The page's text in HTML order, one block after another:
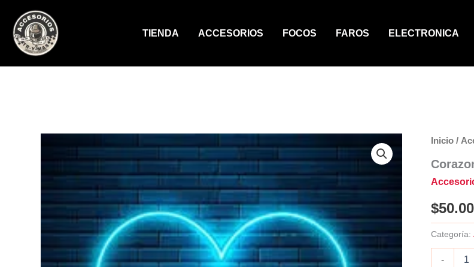
contenido
TIENDA ACCESORIOS FOCOS FAROS ELECTRONICA
Inicio /
$50.00
Categoría:
-